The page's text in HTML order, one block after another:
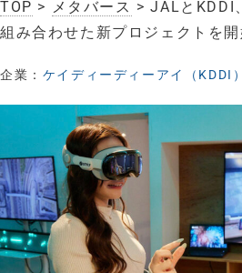
TOP > メタバース > JALとKDDI
組み合わせた新プロジェクトを開
企業： ケイディーディーアイ（KDDI